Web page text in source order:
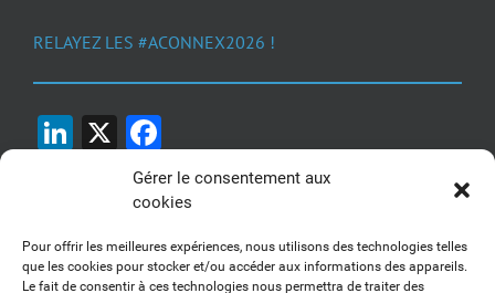
Gérer le consentement aux
cookies
Pour offrir les meilleures expériences, nous utilisons des technologies telles
que les cookies pour stocker et/ou accéder aux informations des appareils.
Le fait de consentir à ces technologies nous permettra de traiter des
RELAYEZ LES #ACONNEX2026 !
LinkedIn
X